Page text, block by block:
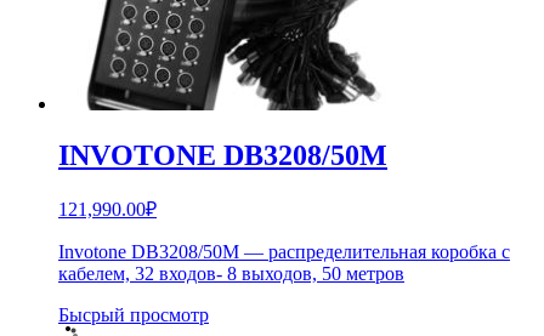
INVOTONE DB3208/50M
121,990.00₽
Invotone DB3208/50M — распределительная коробка с
кабелем, 32 входов- 8 выходов, 50 метров
Бысрый просмотр